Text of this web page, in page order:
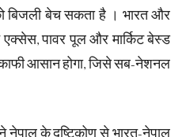
बिजली बेच सकता है । भारत और
पावर पूल और मार्किट बेस्ड
आसान होगा, जिसे सब-नेशनल